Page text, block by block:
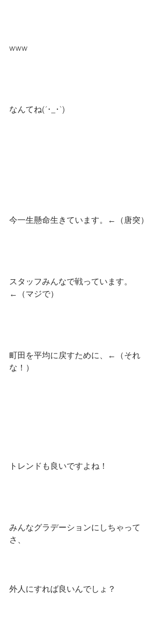
www
なんてね(´･_･`)
今一生懸命生きています。←（唐突）
スタッフみんなで戦っています。
←（マジで）
町田を平均に戻すために、←（それ
な！）
トレンドも良いですよね！
みんなグラデーションにしちゃって
さ、
外人にすれば良いんでしょ？